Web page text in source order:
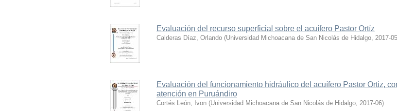
Evaluación del recurso superficial sobre el acuífero Pastor Ortíz
Calderas Díaz, Orlando (Universidad Michoacana de San Nicolás de Hidalgo, 2017-05
Evaluación del funcionamiento hidráulico del acuífero Pastor Ortiz,
atención en Puruándiro
Cortés León, Ivon (Universidad Michoacana de San Nicolás de Hidalgo, 2017-06)